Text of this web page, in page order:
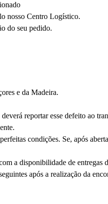
nosso Centro Logístico.
do seu pedido.
e da Madeira.
reportar esse defeito ao
condições. Se, após
a disponibilidade de entregas
após a realização da